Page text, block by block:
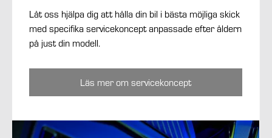
Låt oss hjälpa dig att hålla din bil i bästa möjliga skick
med specifika servicekoncept anpassade efter åldern
på just din modell.
Läs mer om servicekoncept